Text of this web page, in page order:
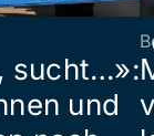
sucht…»:
und